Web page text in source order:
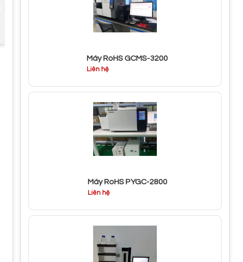
Máy RoHS GCMS-3200
Liên hệ
Máy RoHS PYGC-2800
Liên hệ